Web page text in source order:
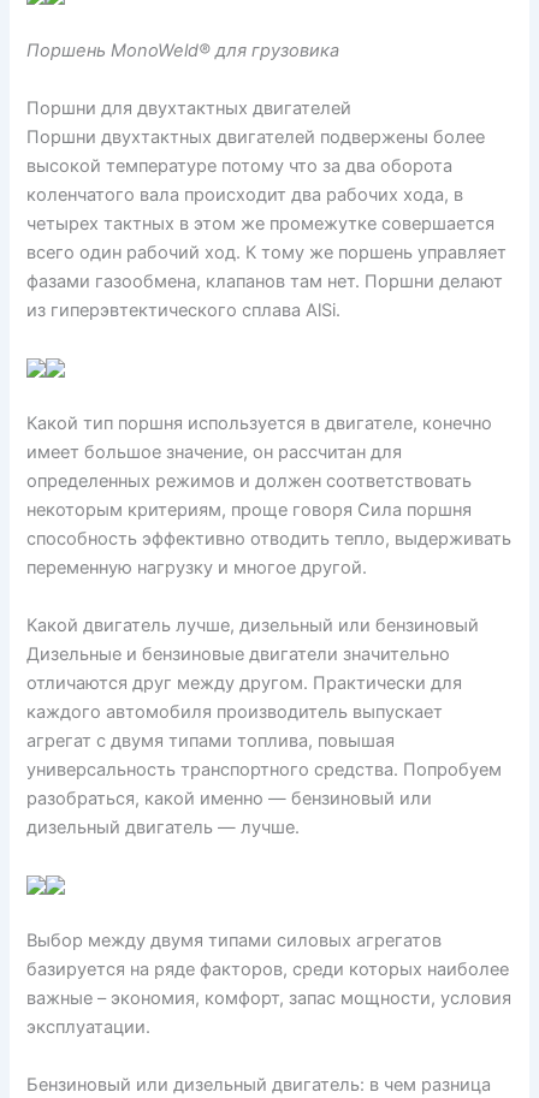
Поршень MonoWeld® для грузовика
Поршни для двухтактных двигателей
Поршни двухтактных двигателей подвержены более
высокой температуре потому что за два оборота
коленчатого вала происходит два рабочих хода, в
четырех тактных в этом же промежутке совершается
всего один рабочий ход. К тому же поршень управляет
фазами газообмена, клапанов там нет. Поршни делают
из гиперэвтектического сплава AlSi.
Какой тип поршня используется в двигателе, конечно
имеет большое значение, он рассчитан для
определенных режимов и должен соответствовать
некоторым критериям, проще говоря Сила поршня
способность эффективно отводить тепло, выдерживать
переменную нагрузку и многое другой.
Какой двигатель лучше, дизельный или бензиновый
Дизельные и бензиновые двигатели значительно
отличаются друг между другом. Практически для
каждого автомобиля производитель выпускает
агрегат с двумя типами топлива, повышая
универсальность транспортного средства. Попробуем
разобраться, какой именно — бензиновый или
дизельный двигатель — лучше.
Выбор между двумя типами силовых агрегатов
базируется на ряде факторов, среди которых наиболее
важные – экономия, комфорт, запас мощности, условия
эксплуатации.
Бензиновый или дизельный двигатель: в чем разница